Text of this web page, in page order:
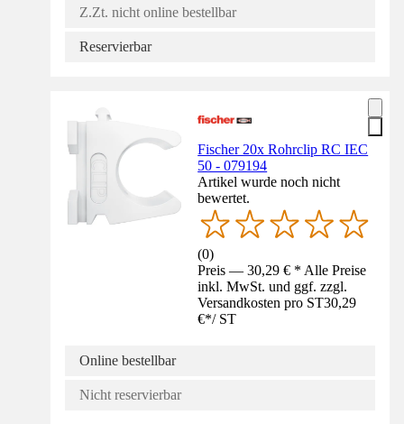
Z.Zt. nicht online bestellbar
Reservierbar
Fischer 20x Rohrclip RC IEC
50 - 079194
Artikel wurde noch nicht
bewertet.
(0)
Preis — 30,29 € * Alle Preise
inkl. MwSt. und ggf. zzgl.
Versandkosten pro ST30,29
€*/ ST
Online bestellbar
Nicht reservierbar